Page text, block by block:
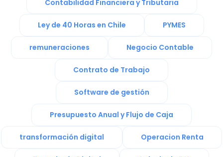
Contabilidad Financiera y Tributaria
Ley de 40 Horas en Chile PYMES
remuneraciones Negocio Contable
Contrato de Trabajo
Software de gestión
Presupuesto Anual y Flujo de Caja
transformación digital Operacion Renta